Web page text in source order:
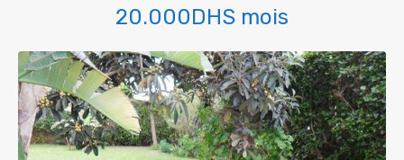
20.000DHS mois